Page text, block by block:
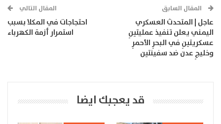
المقال السابق
عاجل | المتحدث العسكري
اليمني يعلن تنفيذ عمليتينِ
عسكريتينِ في البحرِ الأحمرِ
وخليجِ عدن ضد سفينتين
المقال التالي
احتجاجات في المكلا بسبب
استمرار أزمة الكهرباء
قد يعجبك ايضا